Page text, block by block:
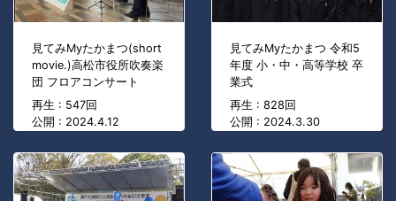
見てみMyたかまつ(short
movie.)高松市役所吹奏楽
団 フロアコンサート
再生 : 547回
公開 : 2024.4.12
見てみMyたかまつ 令和5
年度 小・中・高等学校 卒
業式
再生 : 828回
公開 : 2024.3.30